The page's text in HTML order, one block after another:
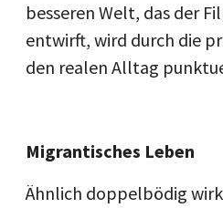
besseren Welt, das der
entwirft, wird durch die
den realen Alltag
Migrantisches Leben
Ähnlich doppelbödig